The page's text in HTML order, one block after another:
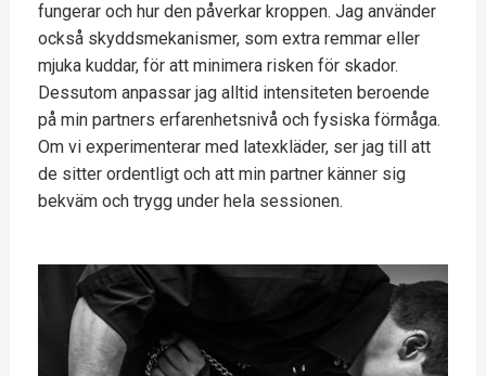
fungerar och hur den påverkar kroppen. Jag använder
också skyddsmekanismer, som extra remmar eller
mjuka kuddar, för att minimera risken för skador.
Dessutom anpassar jag alltid intensiteten beroende
på min partners erfarenhetsnivå och fysiska förmåga.
Om vi experimenterar med latexkläder, ser jag till att
de sitter ordentligt och att min partner känner sig
bekväm och trygg under hela sessionen.